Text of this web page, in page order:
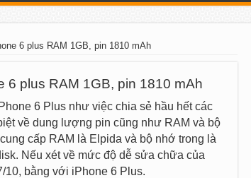
6 plus RAM 1GB, pin 1810 mAh
6 plus RAM 1GB, pin 1810 mAh
6 Plus như việc chia sẻ hầu hết các
về dung lượng pin cũng như RAM và bộ
cấp RAM là Elpida và bộ nhớ trong là
Nếu xét về mức độ dễ sửa chữa của
10, bằng với iPhone 6 Plus.